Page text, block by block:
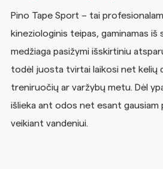
Pino Tape Sport – tai
kineziologinis teipas, gaminamas iš
medžiaga pasižymi išskirtiniu
todėl juosta tvirtai laikosi net kelių
treniruočių ar varžybų metu. Dėl
išlieka ant odos net esant gausiam
veikiant vandeniui.